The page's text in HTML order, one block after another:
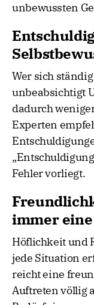
unbewussten
Wer sich
unbeabsichtigt
dadurch
Experten
Fehler vorliegt.
immer
Höflichkeit und
jede Situation
reicht eine
Auftreten völlig